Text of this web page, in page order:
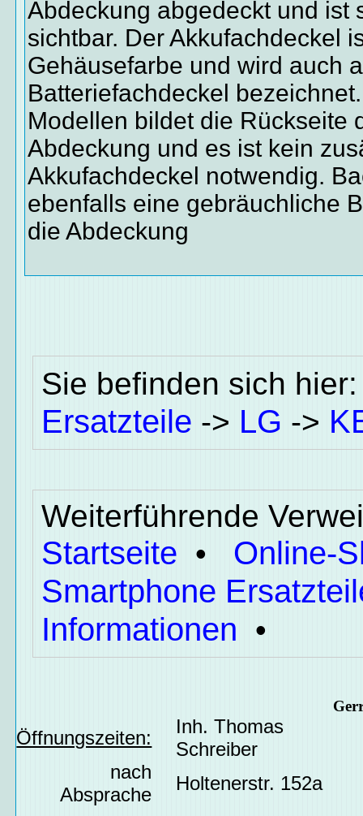
Abdeckung abgedeckt und ist
sichtbar. Der Akkufachdeckel
Gehäusefarbe und wird auch
Batteriefachdeckel
Modellen bildet die Rückseite
Abdeckung und es ist kein
Akkufachdeckel notwendig.
ebenfalls eine gebräuchliche
die Abdeckung
Sie befinden sich
Ersatzteile -> LG ->
Weiterführende
Startseite • Online-
Smartphone
Informationen •
Öffnungszeiten:
Inh. Thomas
Schreiber
nach
Absprache
Holtenerstr. 152a